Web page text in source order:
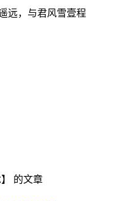
远，与君风雪壹程
的文章